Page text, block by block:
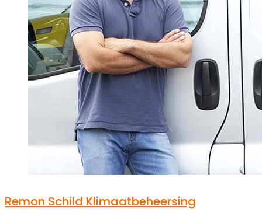
Remon Schild Klimaatbeheersing